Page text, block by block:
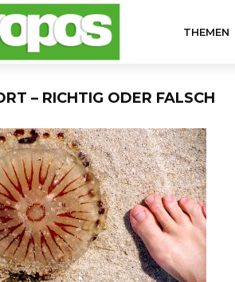
THEMEN
– RICHTIG ODER FALSCH